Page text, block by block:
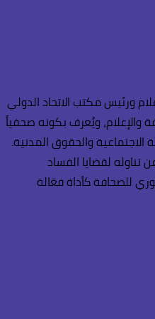
ورئيس مكتب الاتحاد الدولي
والإعلام، ويُعرف بكونه صحفياً
الاجتماعية والحقوق المدنية.
لقضايا الفساد
للصحافة كأداة فعّالة